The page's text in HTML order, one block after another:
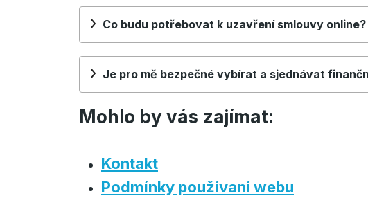
Co budu potřebovat k uzavření smlouvy online?
Je pro mě bezpečné vybírat a sjednávat
Mohlo by vás zajímat:
Kontakt
Podmínky používaní webu